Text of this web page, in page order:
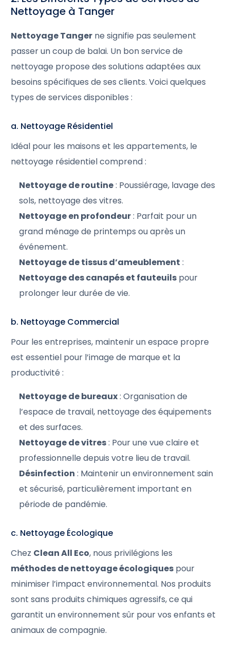
Nettoyage à Tanger
Nettoyage Tanger ne signifie pas seulement
passer un coup de balai. Un bon service de
nettoyage propose des solutions adaptées aux
besoins spécifiques de ses clients. Voici quelques
types de services disponibles :
a. Nettoyage Résidentiel
Idéal pour les maisons et les appartements, le
nettoyage résidentiel comprend :
Nettoyage de routine: Poussiérage, lavage des
sols, nettoyage des vitres.
Nettoyage en profondeur: Parfait pour un
grand ménage de printemps ou après un
événement.
Nettoyage de tissus d’ameublement :
Nettoyage des canapés et fauteuils pour
prolonger leur durée de vie.
b. Nettoyage Commercial
Pour les entreprises, maintenir un espace propre
est essentiel pour l’image de marque et la
productivité :
Nettoyage de bureaux: Organisation de
l’espace de travail, nettoyage des équipements
et des surfaces.
Nettoyage de vitres: Pour une vue claire et
professionnelle depuis votre lieu de travail.
Désinfection : Maintenir un environnement sain
et sécurisé, particulièrement important en
période de pandémie.
c. Nettoyage Écologique
Chez Clean All Eco, nous privilégions les
méthodes de nettoyage écologiques pour
minimiser l’impact environnemental. Nos produits
sont sans produits chimiques agressifs, ce qui
garantit un environnement sûr pour vos enfants et
animaux de compagnie.